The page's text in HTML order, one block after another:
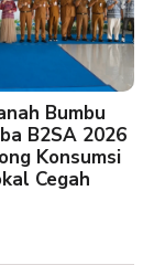
Bumbu
B2SA 2026
Konsumsi
Cegah